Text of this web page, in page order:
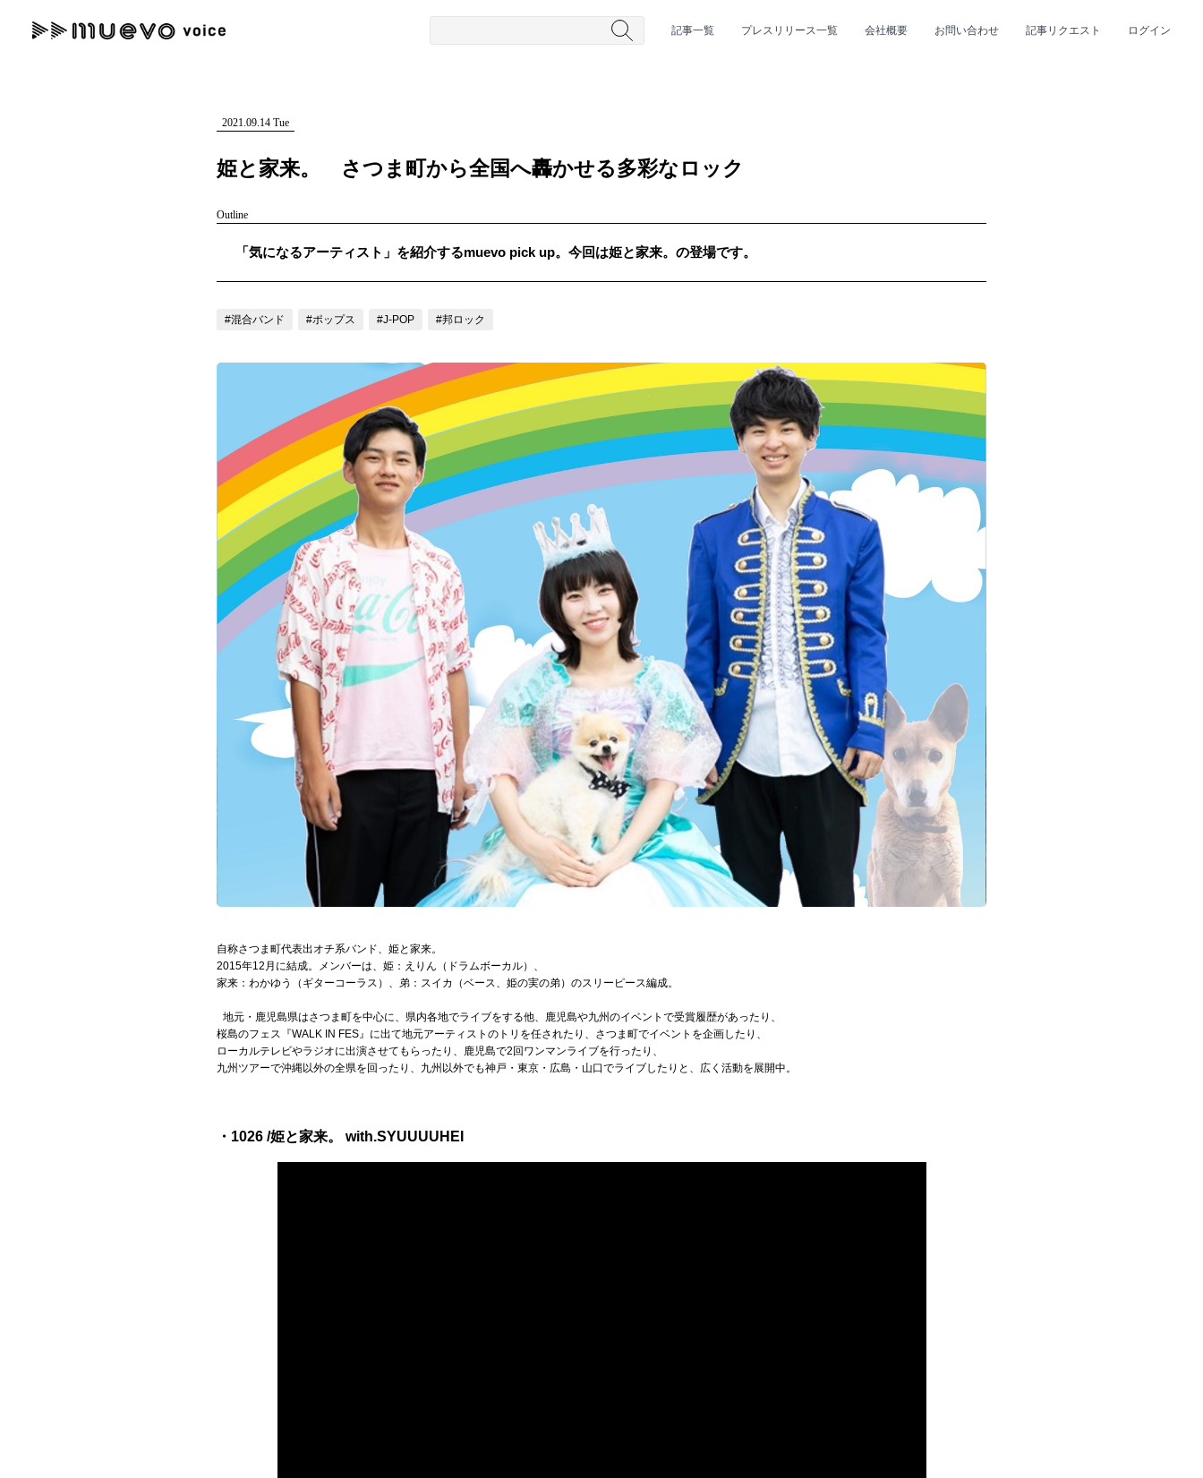
記事一覧 プレスリリース一覧 会社概要 お問い合わせ 記事リクエスト ログイン
#女性SSW #ロック #男性シンガー #HR/HM #女性シンガー #ヒップホップ #男性シンガーグループ #R&B/ソウル
"読者の声を形にする”音楽特化メディア
2021.09.14 Tue
姫と家来。 さつま町から全国へ轟かせる多彩なロック
Outline
「気になるアーティスト」を紹介するmuevo pick up。今回は姫と家来。の登場です。
#混合バンド #ポップス #J-POP #邦ロック
自称さつま町代表出オチ系バンド、姫と家来。
2015年12月に結成。メンバーは、姫：えりん（ドラムボーカル）、
家来：わかゆう（ギターコーラス）、弟：スイカ（ベース、姫の実の弟）のスリーピース編成。
地元・鹿児島県はさつま町を中心に、県内各地でライブをする他、鹿児島や九州のイベントで受賞履歴があったり、
桜島のフェス『WALK IN FES』に出て地元アーティストのトリを任されたり、さつま町でイベントを企画したり、
ローカルテレビやラジオに出演させてもらったり、鹿児島で2回ワンマンライブを行ったり、
九州ツアーで沖縄以外の全県を回ったり、九州以外でも神戸・東京・広島・山口でライブしたりと、広く活動を展開中。
・1026 /姫と家来。 with.SYUUUUHEI